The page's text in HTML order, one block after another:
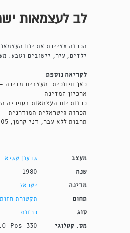
לב לעצמאות
ילדים, עיר, יישובים וטבע.
לקריאה נוספת
כאן חינוכית. מעצבים מדינה -
ארכיון המדינה
כרזות יום העצמאות בספריה
הכרזה הישראלית המודרנית
תרבות ללא עבר, דני קרמן, 2005
מעצב גדעון שגיא
שנה 1980
מדינה ישראל
תחום תקשורת
סוג כרזות
מס. קטלוגי Pos-330